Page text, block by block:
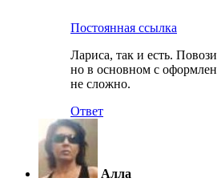
Постоянная ссылка
Лариса, так и есть.
но в основном с
не сложно.
Ответ
Алла